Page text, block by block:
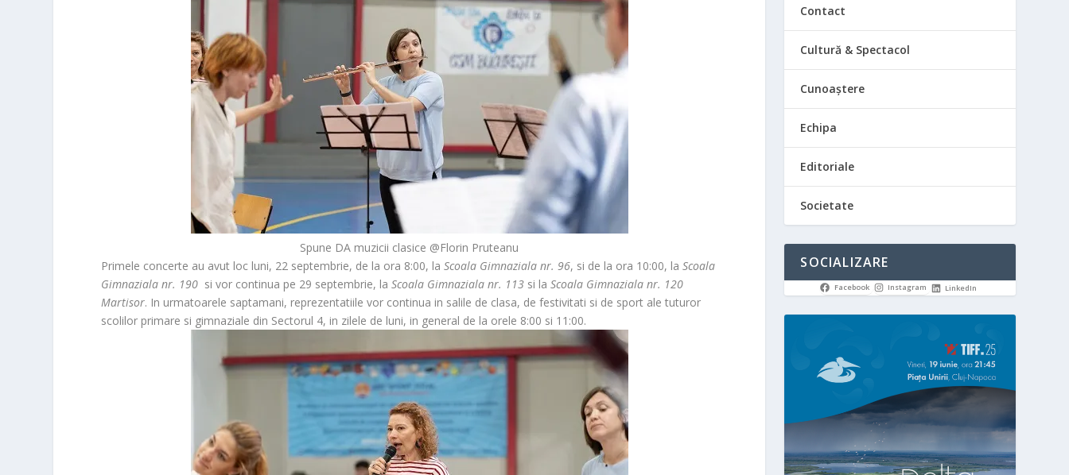
Spune DA muzicii clasice @Florin Pruteanu
Primele concerte au avut loc luni, 22 septembrie, de la ora 8:00, la Scoala Gimnaziala nr. 96, si de la ora 10:00, la Scoala
Gimnaziala nr. 190 si vor continua pe 29 septembrie, laScoala Gimnaziala nr. 113 si laScoala Gimnaziala nr. 120
Martisor. In urmatoarele saptamani, reprezentatiile vor continua in salile de clasa, de festivitati si de sport ale tuturor
scolilor primare si gimnaziale din Sectorul 4, in zilele de luni, in general de la orele 8:00 si 11:00.
Contact
Cultură & Spectacol
Cunoaștere
Echipa
Editoriale
Societate
SOCIALIZARE
Facebook Instagram LinkedIn